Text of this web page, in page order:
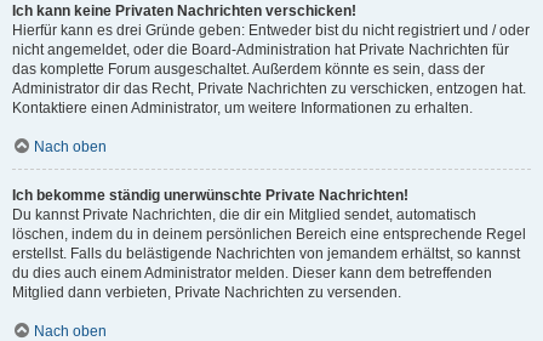
Ich kann keine Privaten Nachrichten verschicken!
Hierfür kann es drei Gründe geben: Entweder bist du nicht registriert und / oder
nicht angemeldet, oder die Board-Administration hat Private Nachrichten für
das komplette Forum ausgeschaltet. Außerdem könnte es sein, dass der
Administrator dir das Recht, Private Nachrichten zu verschicken, entzogen hat.
Kontaktiere einen Administrator, um weitere Informationen zu erhalten.
Nach oben
Ich bekomme ständig unerwünschte Private Nachrichten!
Du kannst Private Nachrichten, die dir ein Mitglied sendet, automatisch
löschen, indem du in deinem persönlichen Bereich eine entsprechende Regel
erstellst. Falls du belästigende Nachrichten von jemandem erhältst, so kannst
du dies auch einem Administrator melden. Dieser kann dem betreffenden
Mitglied dann verbieten, Private Nachrichten zu versenden.
Nach oben